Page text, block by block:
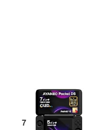
7